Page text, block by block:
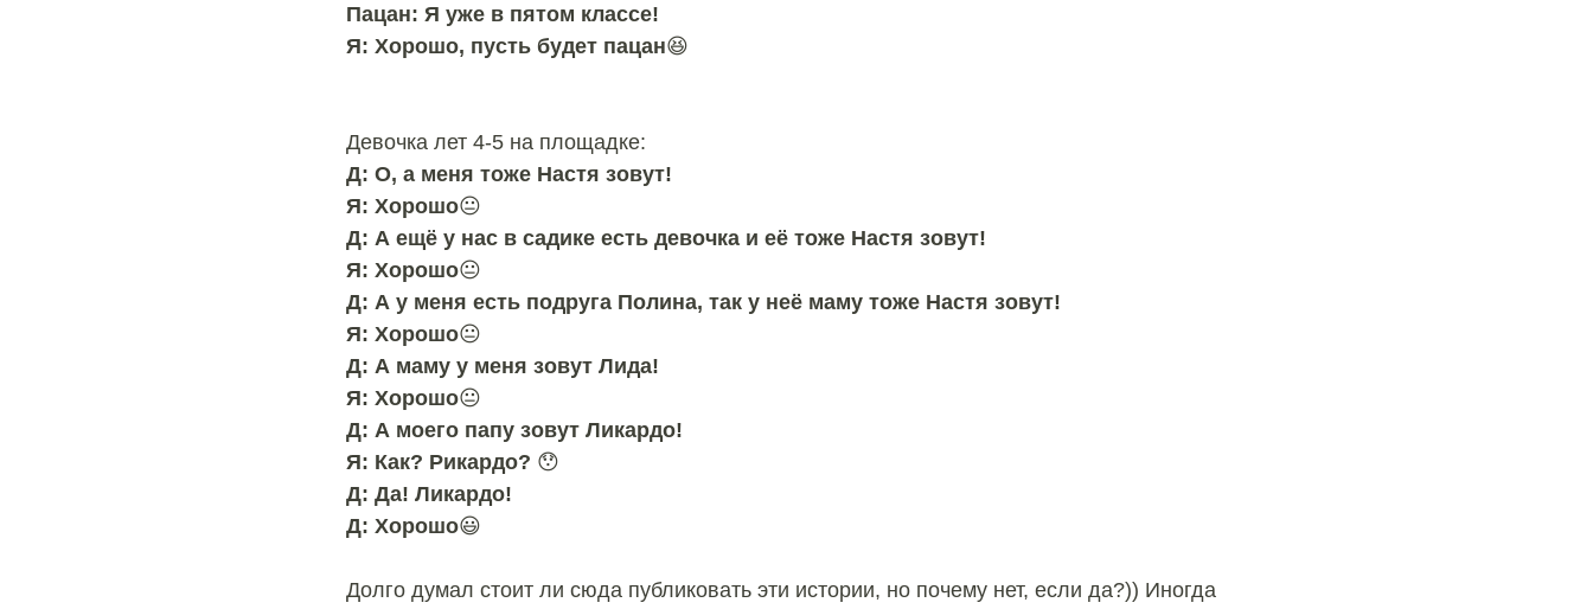
Пацан: Я уже в пятом классе!
Я: Хорошо, пусть будет пацан😆
Девочка лет 4-5 на площадке:
Д: О, а меня тоже Настя зовут!
Я: Хорошо😐
Д: А ещё у нас в садике есть девочка и её тоже Настя зовут!
Я: Хорошо😐
Д: А у меня есть подруга Полина, так у неё маму тоже Настя зовут!
Я: Хорошо😐
Д: А маму у меня зовут Лида!
Я: Хорошо😐
Д: А моего папу зовут Ликардо!
Я: Как? Рикардо? 😯
Д: Да! Ликардо!
Д: Хорошо😃
Долго думал стоит ли сюда публиковать эти истории, но почему нет, если да?)) Иногда